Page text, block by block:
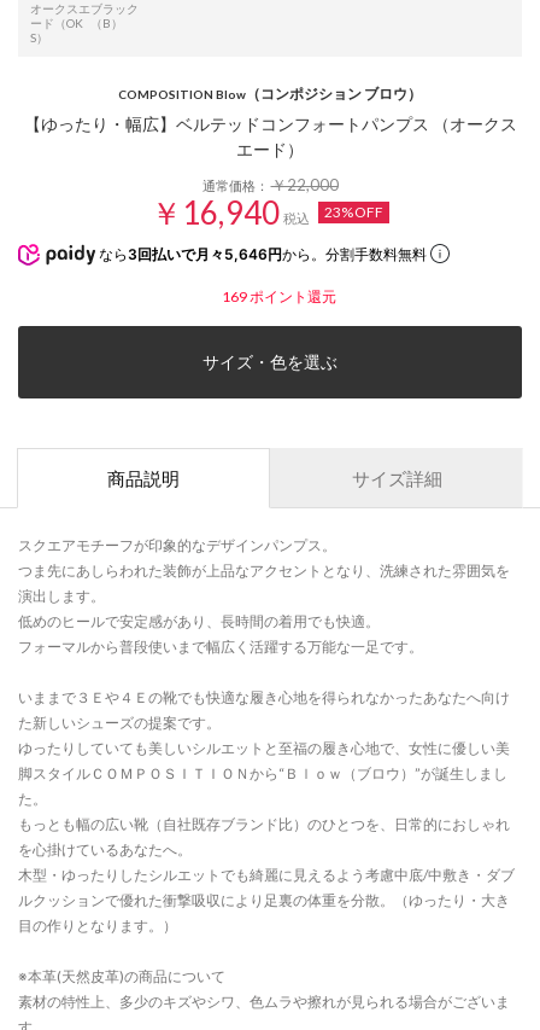
オークスエ
ード（OK
S）
ブラック
（B）
COMPOSITION Blow （コンポジション ブロウ）
【ゆったり・幅広】ベルテッドコンフォートパンプス （オークス
エード）
通常価格：￥22,000
￥16,940 税込 23%OFF
なら 3回払いで月々5,646円から。分割手数料無料
169 ポイント還元
サイズ・色を選ぶ
商品説明 サイズ詳細
スクエアモチーフが印象的なデザインパンプス。
つま先にあしらわれた装飾が上品なアクセントとなり、洗練された雰囲気を
演出します。
低めのヒールで安定感があり、長時間の着用でも快適。
フォーマルから普段使いまで幅広く活躍する万能な一足です。
いままで３Ｅや４Ｅの靴でも快適な履き心地を得られなかったあなたへ向け
た新しいシューズの提案です。
ゆったりしていても美しいシルエットと至福の履き心地で、女性に優しい美
脚スタイルＣＯＭＰＯＳＩＴＩＯＮから“Ｂｌｏｗ（ブロウ）”が誕生しまし
た。
もっとも幅の広い靴（自社既存ブランド比）のひとつを、日常的におしゃれ
を心掛けているあなたへ。
木型・ゆったりしたシルエットでも綺麗に見えるよう考慮中底/中敷き・ダブ
ルクッションで優れた衝撃吸収により足裏の体重を分散。（ゆったり・大き
目の作りとなります。）
※本革(天然皮革)の商品について
素材の特性上、多少のキズやシワ、色ムラや擦れが見られる場合がございま